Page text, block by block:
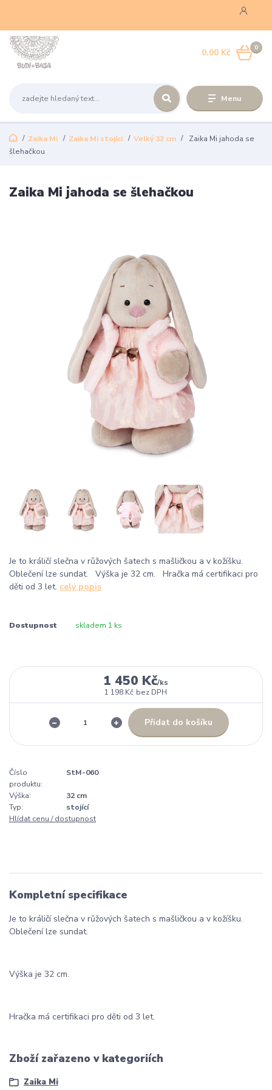
Menu
0
0,00 Kč
Zaika Mi Zaika Mi stojící Velký 32 cm
Zaika Mi jahoda se
šlehačkou
Zaika Mi jahoda se šlehačkou
Je to králičí slečna v růžových šatech s mašličkou a v kožíšku.
Oblečení lze sundat. Výška je 32 cm. Hračka má certifikaci pro
děti od 3 let. celý popis
Dostupnost skladem 1 ks
1 450 Kč/ks
1 198 Kč bez DPH
Přidat do košíku
Číslo
produktu:
StM-060
Výška:
32 cm
Typ:
stojící
Hlídat cenu / dostupnost
Kompletní specifikace
Je to králičí slečna v růžových šatech s mašličkou a v kožíšku.
Oblečení lze sundat.
Výška je 32 cm.
Hračka má certifikaci pro děti od 3 let.
Zboží zařazeno v kategoriích
Zaika Mi